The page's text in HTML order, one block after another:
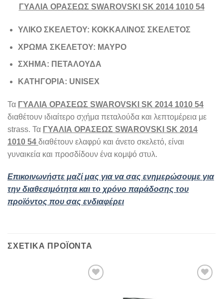
ΓΥΑΛΙΑ ΟΡΑΣΕΩΣ SWAROVSKI SK 2014 1010 54
ΥΛΙΚΟ ΣΚΕΛΕΤΟΥ: ΚΟΚΚΑΛΙΝΟΣ ΣΚΕΛΕΤΟΣ
ΧΡΩΜΑ ΣΚΕΛΕΤΟΥ: ΜΑΥΡΟ
ΣΧΗΜΑ: ΠΕΤΑΛΟΥΔΑ
ΚΑΤΗΓΟΡΙΑ: UNISEX
Τα ΓΥΑΛΙΑ ΟΡΑΣΕΩΣ SWAROVSKI SK 2014 1010 54
διαθέτουν ιδιαίτερο σχήμα πεταλούδα και λεπτομέρεια με
strass. Τα ΓΥΑΛΙΑ ΟΡΑΣΕΩΣ SWAROVSKI SK 2014
1010 54 διαθέτουν ελαφρύ και άνετο σκελετό, είναι
γυναικεία και προσδίδουν ένα κομψό στυλ.
Επικοινωνήστε μαζί μας για να σας ενημερώσουμε για
την διαθεσιμότητα και το χρόνο παράδοσης του
προϊόντος που σας ενδιαφέρει
ΣΧΕΤΙΚΆ ΠΡΟΪΌΝΤΑ